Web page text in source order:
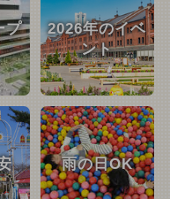
プ
2026年のイベ
ント
雨の日OK